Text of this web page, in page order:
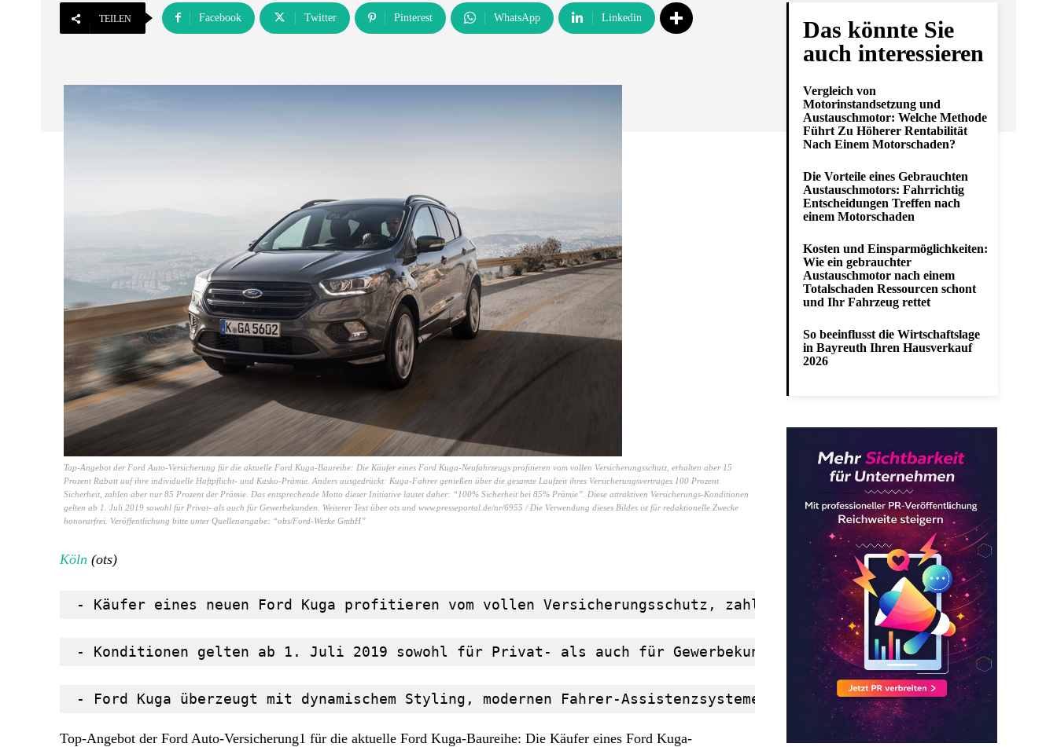
TEILEN Facebook Twitter Pinterest WhatsApp Linkedin
Top-Angebot der Ford Auto-Versicherung für die aktuelle Ford Kuga-Baureihe: Die Käufer eines Ford Kuga-Neufahrzeugs profitieren vom vollen Versicherungsschutz, erhalten aber 15
Prozent Rabatt auf ihre individuelle Haftpflicht- und Kasko-Prämie. Anders ausgedrückt: Kuga-Fahrer genießen über die gesamte Laufzeit ihres Versicherungsvertrages 100 Prozent
Sicherheit, zahlen aber nur 85 Prozent der Prämie. Das entsprechende Motto dieser Initiative lautet daher: “100% Sicherheit bei 85% Prämie”. Diese attraktiven Versicherungs-Konditionen
gelten ab 1. Juli 2019 sowohl für Privat- als auch für Gewerbekunden. Weiterer Text über ots und www.presseportal.de/nr/6955 / Die Verwendung dieses Bildes ist für redaktionelle Zwecke
honorarfrei. Veröffentlichung bitte unter Quellenangabe: “obs/Ford-Werke GmbH”
Köln (ots)
- Käufer eines neuen Ford Kuga profitieren vom vollen Versicherungsschutz, zahlen aber nur 85 Prozent ihrer
- Konditionen gelten ab 1. Juli 2019 sowohl für Privat- als auch für Gewerbekunden
- Ford Kuga überzeugt mit dynamischem Styling, modernen Fahrer-Assistenzsystemen sowie kraftvollen und
Top-Angebot der Ford Auto-Versicherung1 für die aktuelle Ford Kuga-Baureihe: Die Käufer eines Ford Kuga-
Das könnte Sie
auch interessieren
Vergleich von
Motorinstandsetzung und
Austauschmotor: Welche Methode
Führt Zu Höherer Rentabilität
Nach Einem Motorschaden?
Die Vorteile eines Gebrauchten
Austauschmotors: Fahrrichtig
Entscheidungen Treffen nach
einem Motorschaden
Kosten und Einsparmöglichkeiten:
Wie ein gebrauchter
Austauschmotor nach einem
Totalschaden Ressourcen schont
und Ihr Fahrzeug rettet
So beeinflusst die Wirtschaftslage
in Bayreuth Ihren Hausverkauf
2026